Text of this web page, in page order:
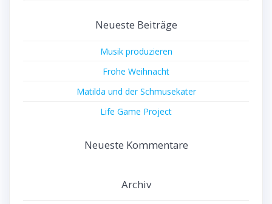
Neueste Beiträge
Musik produzieren
Frohe Weihnacht
Matilda und der Schmusekater
Life Game Project
Neueste Kommentare
Archiv